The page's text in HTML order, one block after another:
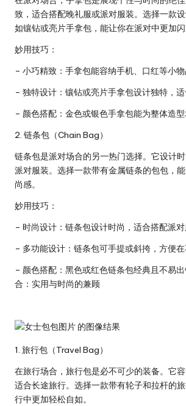
致，适合搭配晚礼服或派对服装。选择一款
如镶钻或亮片手拿包，能让你在派对中更加闪
妙用技巧：
– 小巧精致：手拿包能容纳手机、口红等小物
– 独特设计：镶钻或亮片手拿包设计独特，适
– 颜色搭配：金色或银色手拿包能为整体造型
2. 链条包（Chain Bag）
链条包是派对场合的另一热门选择。它设计
派对服装。选择一款带有金属链条的包包，
尚感。
妙用技巧：
– 时尚设计：链条包设计时尚，适合搭配派对
– 多功能设计：链条包可手提或斜挎，方便在
– 颜色搭配：黑色或红色链条包经典且不易
合：实用与时尚的兼顾
1. 旅行包（Travel Bag）
在旅行场合，旅行包是必不可少的装备。它
适合长途旅行。选择一款带有轮子和拉杆的
行中更加轻松自如。